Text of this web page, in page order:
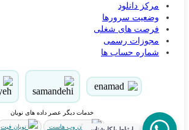
جهت ارتباط در پیامرسان بله کلیک کنید
تماس تلفنی با کارشناس فروش
09031094646
021-88954192
ذخیره در مخاطبین
مرکز دانلود
وضعیت سرورها
فرصت های شغلی
مجوزات رسمی
شماره حساب ها
خدمات دیگر عصر داده های نویان
نویان وب هاست نویان فیت